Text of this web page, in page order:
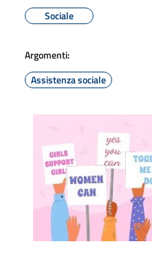
Sociale
Argomenti:
Assistenza sociale